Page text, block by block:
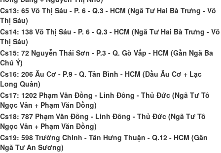
Cs13: 65 Võ Thị Sáu - P. 6 - Q.3 - HCM (Ngã Tư Hai Bà Trưng - Võ
Thị Sáu)
Cs14: 138 Võ Thị Sáu - P. 6 - Q.3 - HCM (Ngã Tư Hai Bà Trưng - Võ
Thị Sáu)
Cs15: 72 Nguyễn Thái Sơn - P.3 - Q. Gò Vấp - HCM (Gần Ngã Ba
Chú Ý)
Cs16: 206 Âu Cơ - P.9 - Q. Tân Bình - HCM (Đầu Âu Cơ + Lạc
Long Quân)
Cs17: 1202 Phạm Văn Đồng - Linh Đông - Thủ Đức (Ngã Tư Tô
Ngọc Vân + Phạm Văn Đồng)
Cs18: 787 Phạm Văn Đồng - Linh Đông - Thủ Đức (Ngã Tư Tô
Ngọc Vân + Phạm Văn Đồng)
Cs19: 598 Trường Chinh - Tân Hưng Thuận - Q.12 - HCM (Gần
Ngã Tư An Sương)